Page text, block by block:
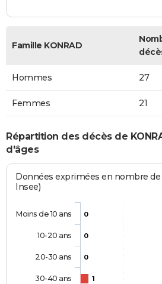
Famille KONRAD
Hommes 27
Femmes 21
Répartition des décès de
d'âges
Données exprimées en nombre de
Insee)
0
0
0
1
Moins de 10 ans
10-20 ans
20-30 ans
30-40 ans